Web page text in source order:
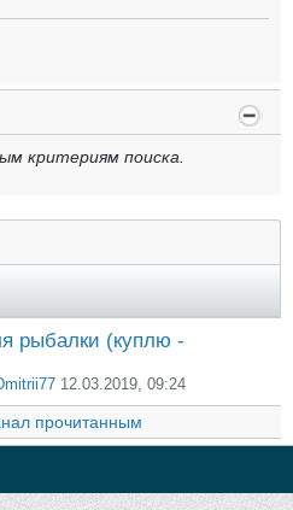
критериям поиска.
рыбалки (куплю -
12.03.2019, 09:24
прочитанным